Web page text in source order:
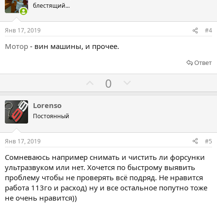
в
с
в
а
ь
з
с
в
ь
п
и
в
блестящий...
Янв 17, 2019 #4
Мотор - вин машины, и прочее.
Ответ
о
с
в
а
т
ь
0
о
с
в
а
т
ь
Lorenso
Постоянный
Янв 17, 2019 #5
Сомневаюсь например снимать и чистить ли форсунки
ультразвуком или нет. Хочется по быстрому выявить
проблему чтобы не проверять всё подряд. Не нравится
работа 113го и расход) ну и все остальное попутно тоже
не очень нравится))